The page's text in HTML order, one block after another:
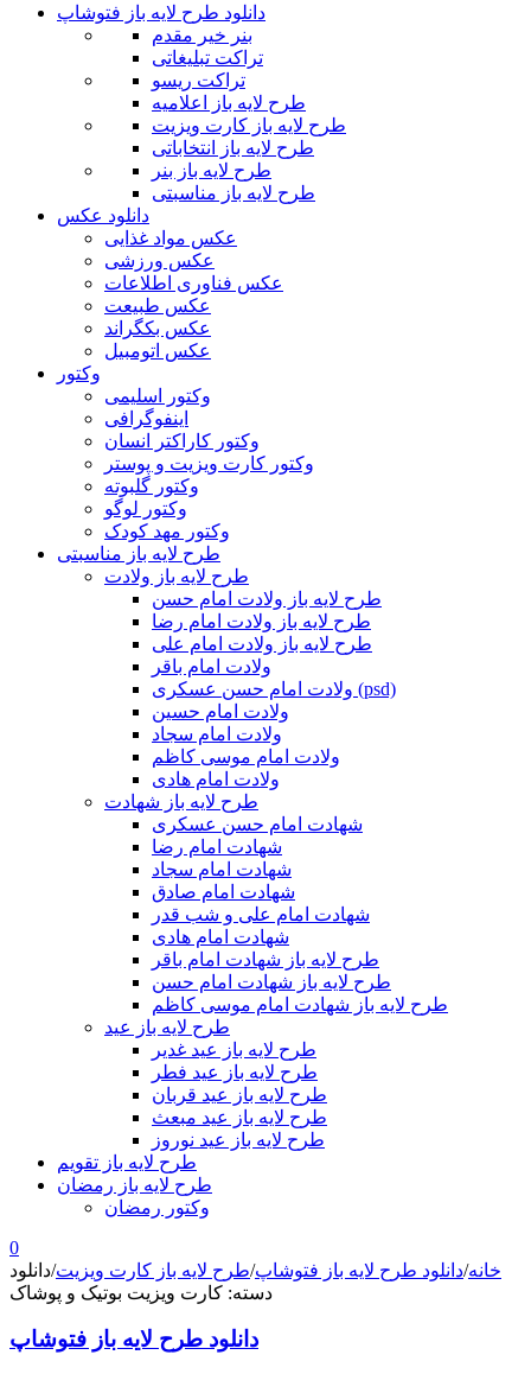
دانلود طرح لایه باز فتوشاپ
بنر خیر مقدم
تراکت تبلیغاتی
تراکت ریسو
طرح لایه باز اعلامیه
طرح لایه باز کارت ویزیت
طرح لایه باز انتخاباتی
طرح لایه باز بنر
طرح لایه باز مناسبتی
دانلود عکس
عکس مواد غذایی
عکس ورزشی
عکس فناوری اطلاعات
عکس طبیعت
عکس بکگراند
عکس اتومبیل
وکتور
وکتور اسلیمی
اینفوگرافی
وکتور کاراکتر انسان
وکتور کارت ویزیت و پوستر
وکتور گلبوته
وکتور لوگو
وکتور مهد کودک
طرح لایه باز مناسبتی
طرح لایه باز ولادت
طرح لایه باز ولادت امام حسن
طرح لایه باز ولادت امام رضا
طرح لایه باز ولادت امام علی
ولادت امام باقر
ولادت امام حسن عسکری (psd)
ولادت امام حسین
ولادت امام سجاد
ولادت امام موسی کاظم
ولادت امام هادی
طرح لایه باز شهادت
شهادت امام حسن عسکری
شهادت امام رضا
شهادت امام سجاد
شهادت امام صادق
شهادت امام علی و شب قدر
شهادت امام هادی
طرح لایه باز شهادت امام باقر
طرح لایه باز شهادت امام حسن
طرح لایه باز شهادت امام موسی کاظم
طرح لایه باز عید
طرح لایه باز عید غدیر
طرح لایه باز عید فطر
طرح لایه باز عید قربان
طرح لایه باز عید مبعث
طرح لایه باز عید نوروز
طرح لایه باز تقویم
طرح لایه باز رمضان
وکتور رمضان
0
خانه/دانلود طرح لایه باز فتوشاپ/طرح لایه باز کارت ویزیت/دانلود
دسته: کارت ویزیت بوتیک و پوشاک
دانلود طرح لایه باز فتوشاپ